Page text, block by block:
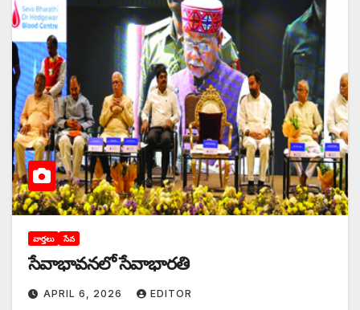
వార్తలు సేవ
సేవాభావనలో సేవాభారతి
APRIL 6, 2026 EDITOR